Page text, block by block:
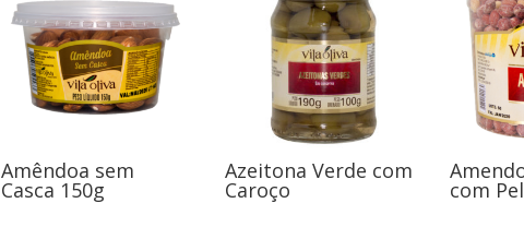
Amêndoa sem
Casca 150g
Azeitona Verde com
Caroço com